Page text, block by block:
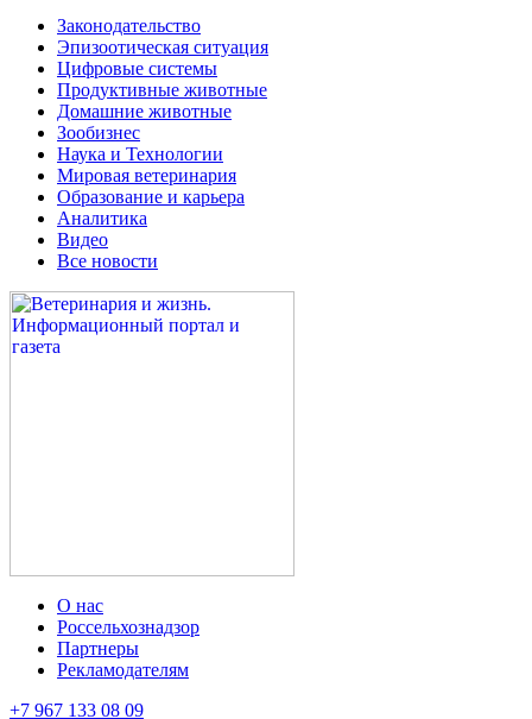
Законодательство
Эпизоотическая ситуация
Цифровые системы
Продуктивные животные
Домашние животные
Зообизнес
Наука и Технологии
Мировая ветеринария
Образование и карьера
Аналитика
Видео
Все новости
О нас
Россельхознадзор
Партнеры
Рекламодателям
+7 967 133 08 09